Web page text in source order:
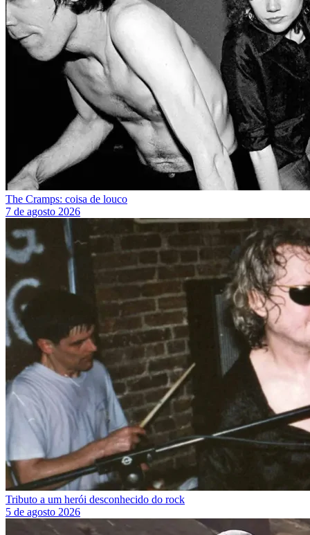
The Cramps: coisa de louco
7 de agosto 2026
Tributo a um herói desconhecido do rock
5 de agosto 2026